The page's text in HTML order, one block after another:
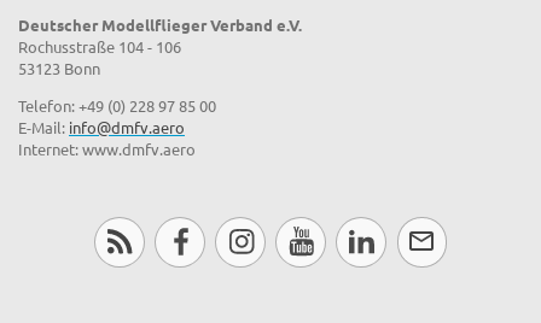
Deutscher Modellflieger Verband e.V.
Rochusstraße 104 - 106
53123 Bonn
Telefon: +49 (0) 228 97 85 00
E-Mail: info@dmfv.aero
Internet: www.dmfv.aero